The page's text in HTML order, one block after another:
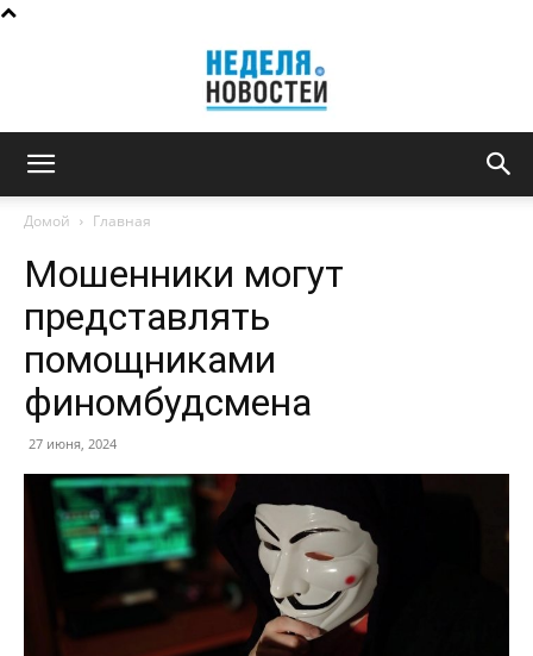
новостей
Домой Главная
Мошенники могут
представлять
помощниками
финомбудсмена
27 июня, 2024